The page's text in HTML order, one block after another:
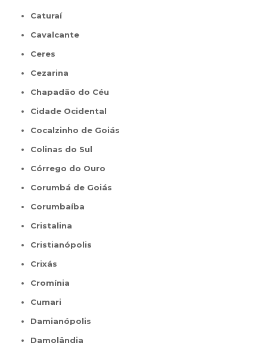
Caturaí
Cavalcante
Ceres
Cezarina
Chapadão do Céu
Cidade Ocidental
Cocalzinho de Goiás
Colinas do Sul
Córrego do Ouro
Corumbá de Goiás
Corumbaíba
Cristalina
Cristianópolis
Crixás
Cromínia
Cumari
Damianópolis
Damolândia